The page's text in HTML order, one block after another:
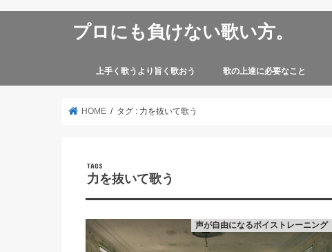
プロにも負けない歌い方。
上手く歌うより旨く歌おう 歌の上達に必要なこと
HOME タグ : 力を抜いて歌う
力を抜いて歌う
声が自由になるボイストレーニング